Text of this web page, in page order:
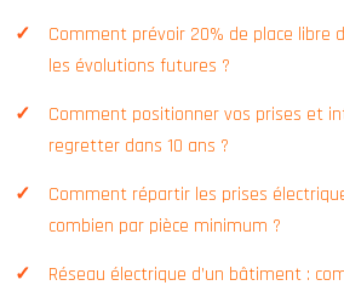
Comment prévoir 20% de place libre
les évolutions futures ?
Comment positionner vos prises et
regretter dans 10 ans ?
Comment répartir les prises
combien par pièce minimum ?
Réseau électrique d’un bâtiment :